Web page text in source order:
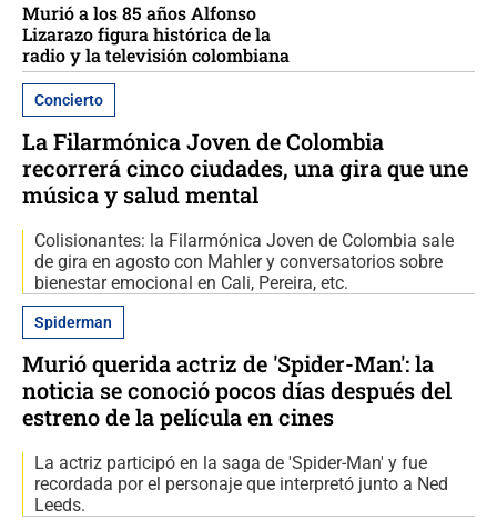
Murió a los 85 años Alfonso
Lizarazo figura histórica de la
radio y la televisión colombiana
Concierto
La Filarmónica Joven de Colombia
recorrerá cinco ciudades, una gira que une
música y salud mental
Colisionantes: la Filarmónica Joven de Colombia sale
de gira en agosto con Mahler y conversatorios sobre
bienestar emocional en Cali, Pereira, etc.
Spiderman
Murió querida actriz de 'Spider-Man': la
noticia se conoció pocos días después del
estreno de la película en cines
La actriz participó en la saga de 'Spider-Man' y fue
recordada por el personaje que interpretó junto a Ned
Leeds.